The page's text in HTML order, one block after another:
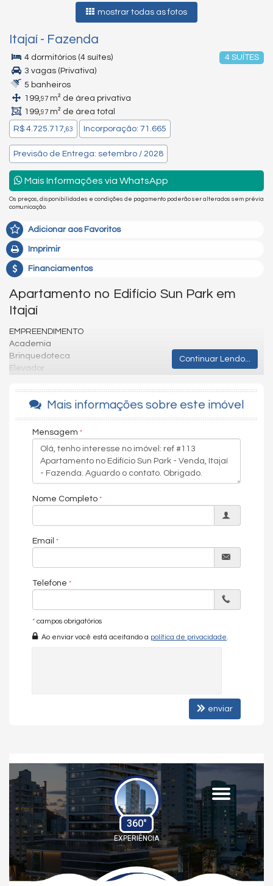
mostrar todas as fotos
Itajaí - Fazenda
4 SUÍTES
4 dormitórios (4 suítes)
3 vagas (Privativa)
5 banheiros
199,97 m² de área privativa
199,97 m² de área total
R$ 4.725.717,63 Incorporação: 71.665
Previsão de Entrega: setembro / 2028
Mais Informações via WhatsApp
Os preços, disponibilidades e condições de pagamento poderão ser alterados sem prévia
comunicação.
Adicionar aos Favoritos
Imprimir
Financiamentos
Apartamento no Edifício Sun Park em
Itajaí
EMPREENDIMENTO
Academia
Brinquedoteca
Elevador
Guarita de segurança
Lounge
Piscina adulta
Piscina infantil
Playground
Sala de jogos
Espelho d' água
Medidores de água, luz e gás individuais
Piscina
Piscina adulta com borda infinita
Salão de festas
Solarium
Acabamento em gesso
Banheiro de Serviço
Churrasqueira
Espera para split
Gás Individual
Hidrômetro Individual
Infraestrutura para água quente
Lavabo
Piso aquecido nos banheiros
Sacada
Varanda Gourmet
Área de Serviço
Continuar Lendo...
Mais informações sobre este imóvel
Mensagem
Nome Completo
Email
Telefone
* campos obrigatórios
Ao enviar você está aceitando a política de privacidade.
enviar